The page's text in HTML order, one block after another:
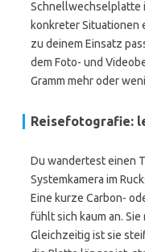
Schnellwechselplatte
konkreter Situationen
zu deinem Einsatz
dem Foto- und
Gramm mehr oder
Reisefotografie:
Du wandertest einen
Systemkamera im
Eine kurze Carbon-
fühlt sich kaum an.
Gleichzeitig ist sie